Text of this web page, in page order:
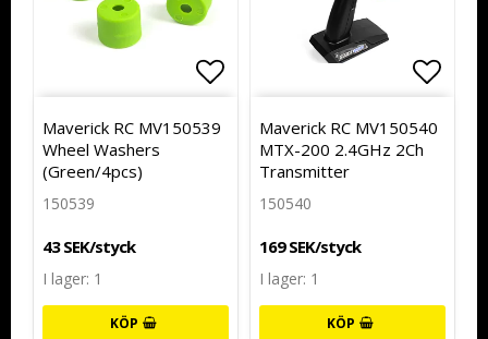
Lägg till i favoritlistan
Maverick RC MV150539
Wheel Washers
(Green/4pcs)
150539
43 SEK/styck
I lager: 1
KÖP
Lägg
Maverick RC MV150540
MTX-200 2.4GHz 2Ch
Transmitter
150540
169 SEK/styck
I lager: 1
KÖP